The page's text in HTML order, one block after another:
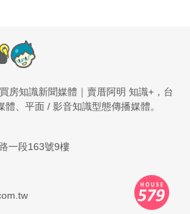
房知識新聞媒體｜賣厝阿明 知識+，台
、平面 / 影音知識型態傳播媒體。
一段163號9樓